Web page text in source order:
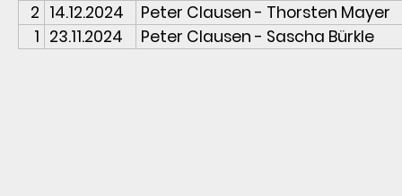
2 14.12.2024
Peter Clausen - Thorsten Mayer
1 23.11.2024 Peter Clausen - Sascha Bürkle